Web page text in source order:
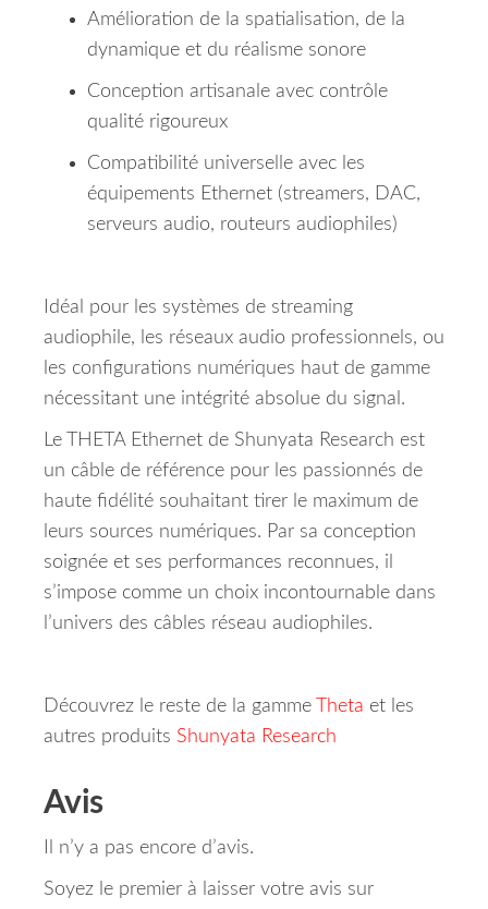
Amélioration de la spatialisation, de la
dynamique et du réalisme sonore
Conception artisanale avec contrôle
qualité rigoureux
Compatibilité universelle avec les
équipements Ethernet (streamers, DAC,
serveurs audio, routeurs audiophiles)
Idéal pour les systèmes de streaming
audiophile, les réseaux audio professionnels, ou
les configurations numériques haut de gamme
nécessitant une intégrité absolue du signal.
Le THETA Ethernet de Shunyata Research est
un câble de référence pour les passionnés de
haute fidélité souhaitant tirer le maximum de
leurs sources numériques. Par sa conception
soignée et ses performances reconnues, il
s’impose comme un choix incontournable dans
l’univers des câbles réseau audiophiles.
Découvrez le reste de la gamme Theta et les
autres produits Shunyata Research
Avis
Il n’y a pas encore d’avis.
Soyez le premier à laisser votre avis sur